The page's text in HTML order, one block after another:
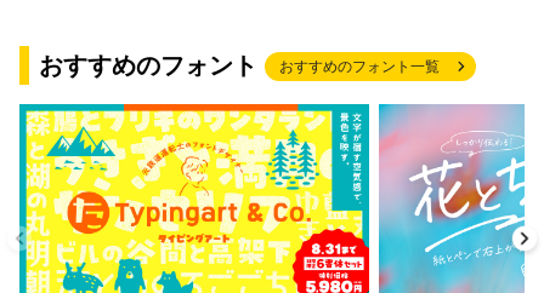
おすすめのフォント おすすめのフォント一覧